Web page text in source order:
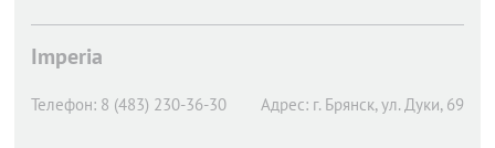
Imperia
Телефон: 8 (483) 230-36-30 Адрес: г. Брянск, ул. Дуки, 69